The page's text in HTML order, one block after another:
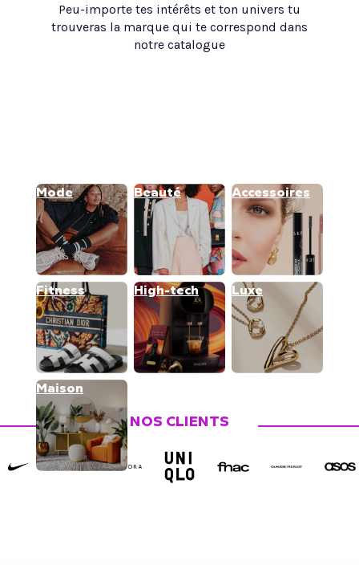
Peu-importe tes intérêts et ton univers tu
trouveras la marque qui te correspond dans
notre catalogue
Mode Beauté Accessoires
Fitness High-tech Luxe
Maison
NOS CLIENTS